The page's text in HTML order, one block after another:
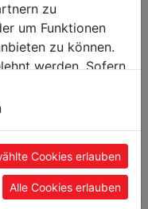
9120039907055
zu
um Funktionen
zu können.
werden. Sofern
Cookies erlauben
Alle Cookies erlauben